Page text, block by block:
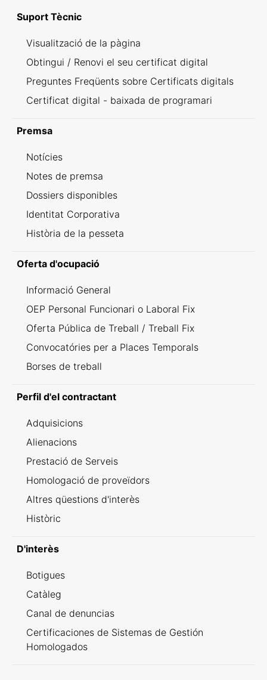
Suport Tècnic
Visualització de la pàgina
Obtingui / Renovi el seu certificat digital
Preguntes Freqüents sobre Certificats digitals
Certificat digital - baixada de programari
Premsa
Notícies
Notes de premsa
Dossiers disponibles
Identitat Corporativa
Història de la pesseta
Oferta d'ocupació
Informació General
OEP Personal Funcionari o Laboral Fix
Oferta Pública de Treball / Treball Fix
Convocatóries per a Places Temporals
Borses de treball
Perfil d'el contractant
Adquisicions
Alienacions
Prestació de Serveis
Homologació de proveïdors
Altres qüestions d'interès
Històric
D'interès
Botigues
Catàleg
Canal de denuncias
Certificaciones de Sistemas de Gestión
Homologados